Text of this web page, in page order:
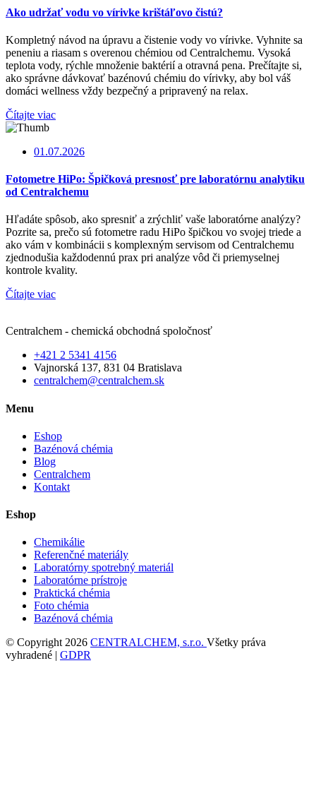
Ako udržať vodu vo vírivke krištáľovo čistú?
Kompletný návod na úpravu a čistenie vody vo vírivke. Vyhnite sa
peneniu a riasam s overenou chémiou od Centralchemu. Vysoká
teplota vody, rýchle množenie baktérií a otravná pena. Prečítajte si,
ako správne dávkovať bazénovú chémiu do vírivky, aby bol váš
domáci wellness vždy bezpečný a pripravený na relax.
Čítajte viac
01.07.2026
Fotometre HiPo: Špičková presnosť pre laboratórnu analytiku
od Centralchemu
Hľadáte spôsob, ako spresniť a zrýchliť vaše laboratórne analýzy?
Pozrite sa, prečo sú fotometre radu HiPo špičkou vo svojej triede a
ako vám v kombinácii s komplexným servisom od Centralchemu
zjednodušia každodennú prax pri analýze vôd či priemyselnej
kontrole kvality.
Čítajte viac
Centralchem - chemická obchodná spoločnosť
+421 2 5341 4156
Vajnorská 137, 831 04 Bratislava
centralchem@centralchem.sk
Menu
Eshop
Bazénová chémia
Blog
Centralchem
Kontakt
Eshop
Chemikálie
Referenčné materiály
Laboratórny spotrebný materiál
Laboratórne prístroje
Praktická chémia
Foto chémia
Bazénová chémia
© Copyright 2026 CENTRALCHEM, s.r.o. Všetky práva
vyhradené | GDPR